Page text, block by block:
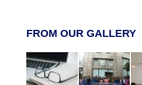
FROM OUR GALLERY